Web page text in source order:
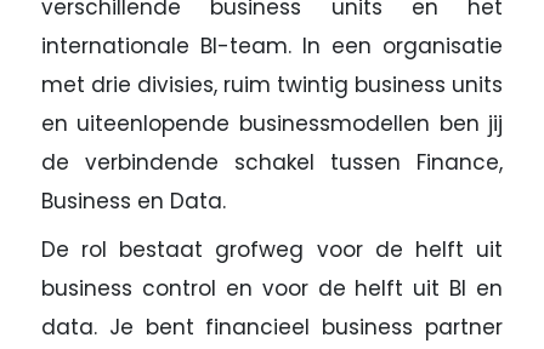
verschillende business units en het
internationale BI-team. In een organisatie
met drie divisies, ruim twintig business units
en uiteenlopende businessmodellen ben jij
de verbindende schakel tussen Finance,
Business en Data.
De rol bestaat grofweg voor de helft uit
business control en voor de helft uit BI en
data. Je bent financieel business partner